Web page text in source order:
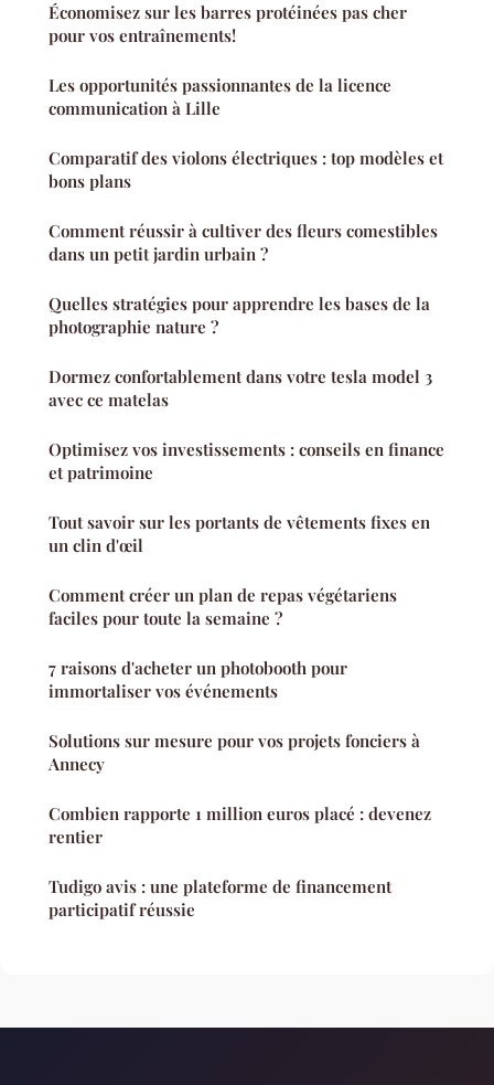
Économisez sur les barres protéinées pas cher
pour vos entraînements!
Les opportunités passionnantes de la licence
communication à Lille
Comparatif des violons électriques : top modèles et
bons plans
Comment réussir à cultiver des fleurs comestibles
dans un petit jardin urbain ?
Quelles stratégies pour apprendre les bases de la
photographie nature ?
Dormez confortablement dans votre tesla model 3
avec ce matelas
Optimisez vos investissements : conseils en finance
et patrimoine
Tout savoir sur les portants de vêtements fixes en
un clin d'œil
Comment créer un plan de repas végétariens
faciles pour toute la semaine ?
7 raisons d'acheter un photobooth pour
immortaliser vos événements
Solutions sur mesure pour vos projets fonciers à
Annecy
Combien rapporte 1 million euros placé : devenez
rentier
Tudigo avis : une plateforme de financement
participatif réussie